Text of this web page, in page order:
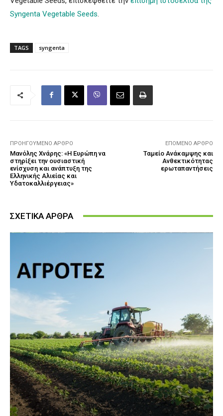
Syngenta Vegetable Seeds
TAGS syngenta
ΠΡΟΗΓΟΎΜΕΝΟ ΆΡΘΡΟ
Μανόλης Χνάρης: «Η Ευρώπη να
στηρίξει την ουσιαστική
ενίσχυση και ανάπτυξη της
Ελληνικής Αλιείας και
Υδατοκαλλιέργειας»
ΕΠΌΜΕΝΟ ΆΡΘΡΟ
Ταμείο Ανάκαμψης και
Ανθεκτικότητας
ερωταπαντήσεις
ΣΧΕΤΙΚΑ ΑΡΘΡΑ